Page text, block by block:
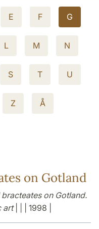
E F G
L M N
S T U
Z Å
on Gotland
on Gotland.
art| | | 1998 |